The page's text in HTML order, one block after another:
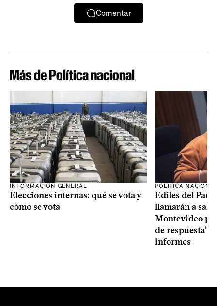
Comentar
Más de Política nacional
INFORMACIÓN GENERAL
Elecciones internas: qué se vota y
cómo se vota
POLÍTICA
Ediles del
llamarán a sala
Montevideo
de respuesta”
informes